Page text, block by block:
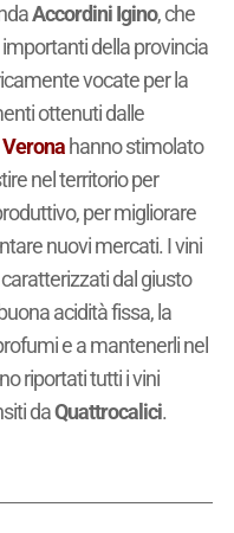
Accordini Igino, che
della provincia
vocate per la
ottenuti dalle
Veronahanno stimolato
nel territorio per
per migliorare
nuovi mercati. I vini
dal giusto
acidità fissa, la
e a mantenerli nel
riportati tutti i vini
daQuattrocalici.